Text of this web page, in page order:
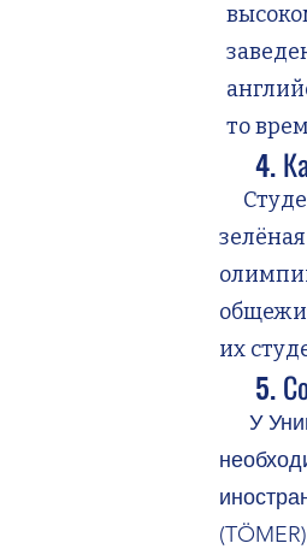
то
4.
их
5.
У